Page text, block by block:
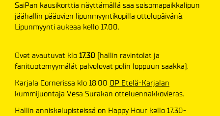
SaiPan kausikorttia näyttämällä saa seisomapaikkalipun
jäähallin pääovien lipunmyyntikopilla ottelupäivänä.
Lipunmyynti aukeaa kello 17.00.
Ovet avautuvat klo 17.30 (hallin ravintolat ja
fanituotemyymälät palvelevat pelin loppuun saakka).
Karjala Cornerissa klo 18.00 OP Etelä-Karjalan
kummijuontaja Vesa Surakan otteluennakkovieras.
Hallin anniskelupisteissä on Happy Hour kello 17.30-